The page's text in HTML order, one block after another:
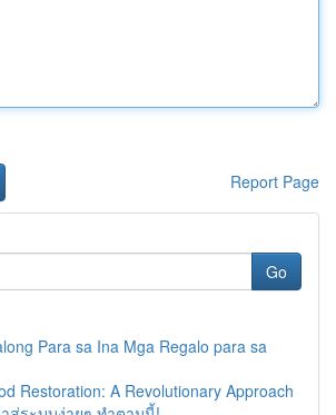
Report Page
Go
Para sa Ina Mga Regalo para sa
Restoration: A Revolutionary Approach